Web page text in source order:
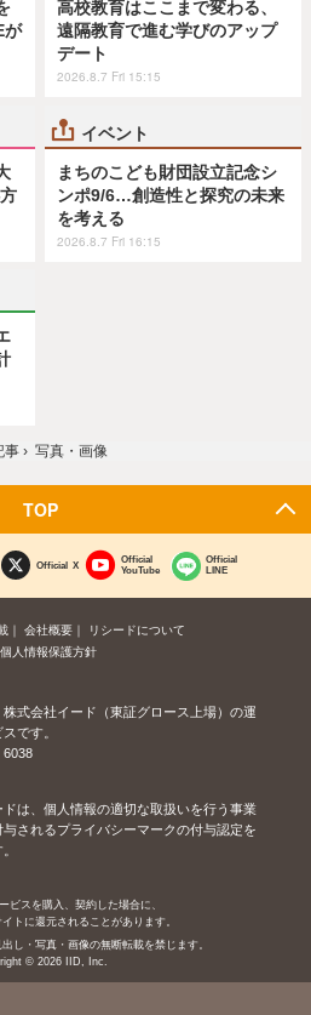
が
高校教育はここまで変わる、
遠隔教育で進む学びのアップ
デート
2026.8.7 Fri 15:15
イベント
まちのこども財団設立記念シ
ンポ9/6…創造性と探究の未来
を考える
2026.8.7 Fri 16:15
事 › 写真・画像
TOP
Official X
Official
YouTube
Official
LINE
会社概要
リシードについて
個人情報保護方針
株式会社イード（東証グロース上場）の運
です。
6038
は、個人情報の適切な取扱いを行う事業
されるプライバシーマークの付与認定を
ビスを購入、契約した場合に、
トに還元されることがあります。
し・写真・画像の無断転載を禁じます。
© 2026 IID, Inc.